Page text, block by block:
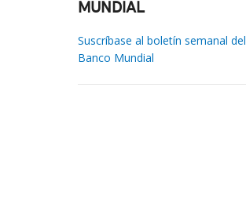
MUNDIAL
Suscríbase al boletín semanal del
Banco Mundial